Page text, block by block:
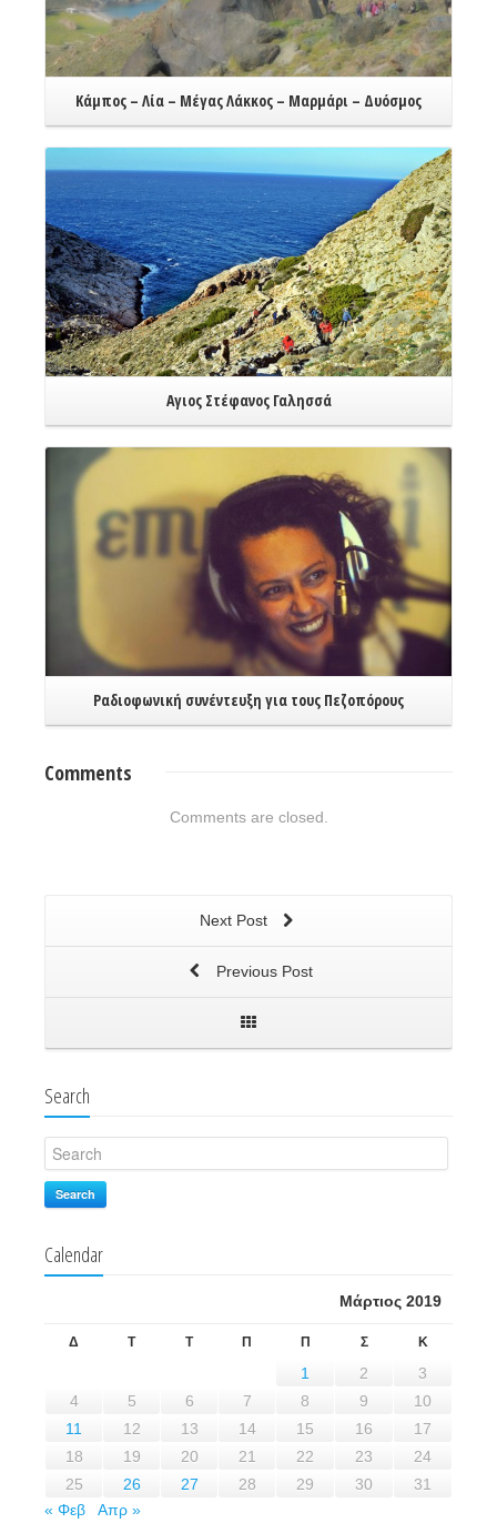
Κάμπος – Λία – Μέγας Λάκκος – Μαρμάρι – Δυόσμος
Αγιος Στέφανος Γαλησσά
Ραδιοφωνική συνέντευξη για τους Πεζοπόρους
Comments
Comments are closed.
Next Post
Previous Post
Search
Search
Calendar
Μάρτιος 2019
Δ Τ Τ Π Π Σ Κ
1 2
3
4
5 6 7 8 9
10
11
12 13 14 15 16
17
18
19 20 21 22 23
24
25
26 27 28 29 30
31
« Φεβ
Απρ »